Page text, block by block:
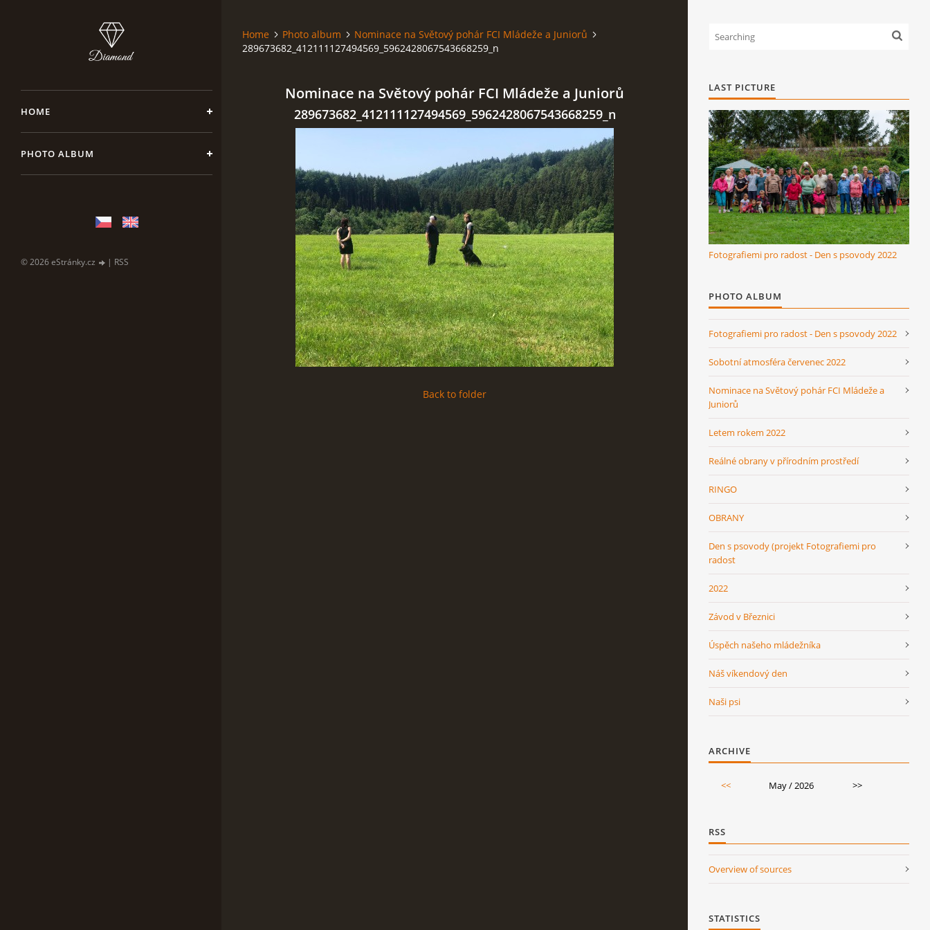
HOME
PHOTO ALBUM
© 2026 eStránky.cz | RSS
Home Photo album
Nominace na Světový pohár FCI Mládeže a Juniorů
289673682_412111127494569_5962428067543668259_n
Nominace na Světový pohár FCI Mládeže a Juniorů
289673682_412111127494569_5962428067543668259_n
Back to folder
LAST PICTURE
Fotografiemi pro radost - Den s psovody 2022
PHOTO ALBUM
Fotografiemi pro radost - Den s psovody 2022
Sobotní atmosféra červenec 2022
Nominace na Světový pohár FCI Mládeže a
Juniorů
Letem rokem 2022
Reálné obrany v přírodním prostředí
RINGO
OBRANY
Den s psovody (projekt Fotografiemi pro
radost
2022
Závod v Březnici
Úspěch našeho mládežníka
Náš víkendový den
Naši psi
ARCHIVE
<< May / 2026 >>
RSS
Overview of sources
STATISTICS